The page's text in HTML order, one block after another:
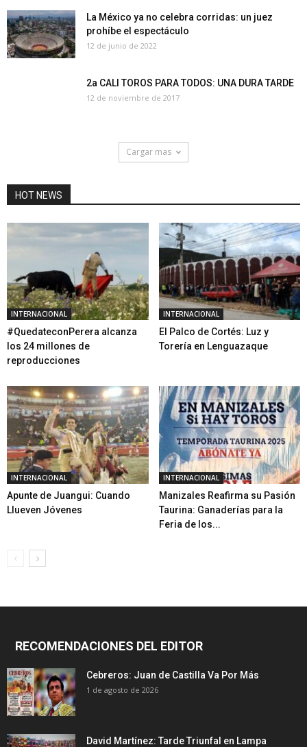
La México ya no celebra corridas: un juez
prohíbe el espectáculo
12 de junio de 2022
2a CALI TOROS PARA TODOS: UNA DURA TARDE
12 de noviembre de 2017
Cargar mas
HOT NEWS
INTERNACIONAL
#QuedateconPerera alcanza
los 24 millones de
reproducciones
INTERNACIONAL
El Palco de Cortés: Luz y
Torería en Lenguazaque
INTERNACIONAL
Apunte de Juangui: Cuando
Llueven Jóvenes
INTERNACIONAL
Manizales Reafirma su Pasión
Taurina: Ganaderías para la
Feria de los...
RECOMENDACIONES DEL EDITOR
Cebreros: Juan de Castilla Va Por Más
1 de agosto de 2026
David Martínez: Tarde Triunfal en Lampa